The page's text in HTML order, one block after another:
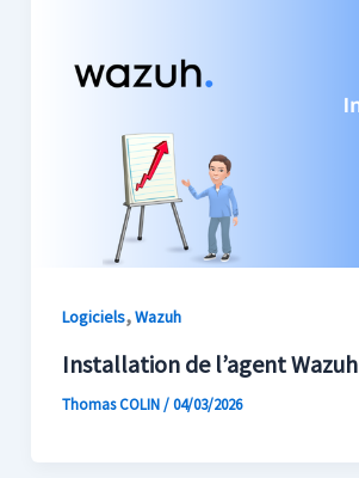
Logiciels,Wazuh
Installation de l’agent Wazuh
Thomas COLIN/04/03/2026